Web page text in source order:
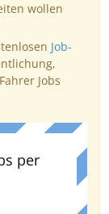
wollen
Job-
Jobs
per